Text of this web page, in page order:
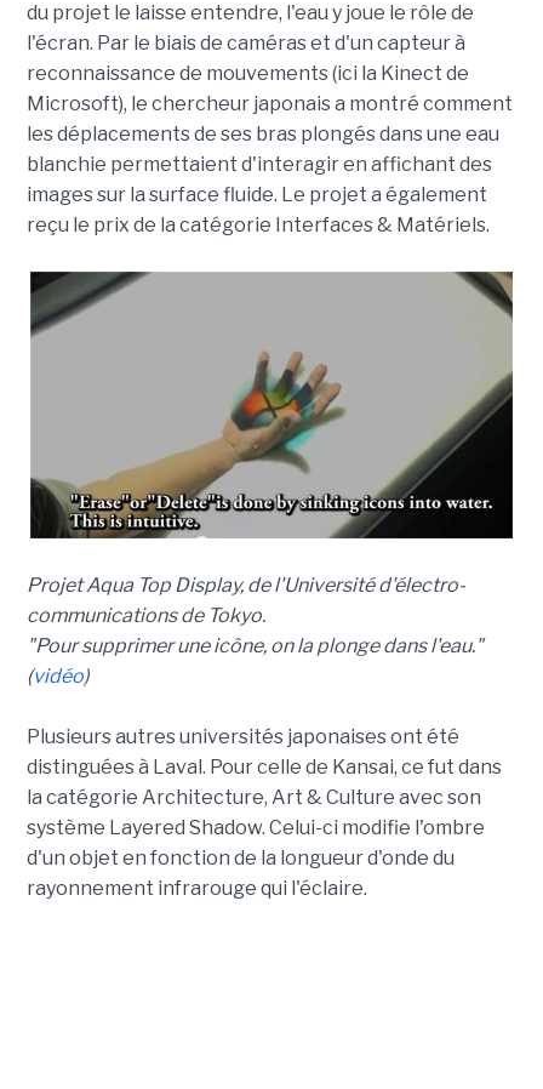
du projet le laisse entendre, l'eau y joue le rôle de
l'écran. Par le biais de caméras et d'un capteur à
reconnaissance de mouvements (ici la Kinect de
Microsoft), le chercheur japonais a montré comment
les déplacements de ses bras plongés dans une eau
blanchie permettaient d'interagir en affichant des
images sur la surface fluide. Le projet a également
reçu le prix de la catégorie Interfaces & Matériels.
Projet Aqua Top Display, de l'Université d'électro-
communications de Tokyo.
"Pour supprimer une icône, on la plonge dans l'eau."
(vidéo)
Plusieurs autres universités japonaises ont été
distinguées à Laval. Pour celle de Kansai, ce fut dans
la catégorie Architecture, Art & Culture avec son
système Layered Shadow. Celui-ci modifie l'ombre
d'un objet en fonction de la longueur d'onde du
rayonnement infrarouge qui l'éclaire.